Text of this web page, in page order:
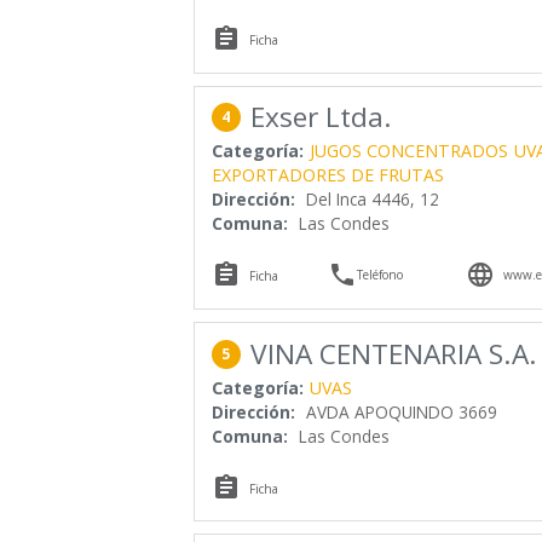
 Ficha
4 Exser Ltda.
Categoría: JUGOS CONCENTRADOS
EXPORTADORES DE FRUTAS
Dirección: Del Inca 4446, 12
Comuna: Las Condes
 Ficha Teléfono 
5 VINA CENTENARIA S.A.
Categoría: UVAS
Dirección: AVDA APOQUINDO 3669
Comuna: Las Condes
 Ficha